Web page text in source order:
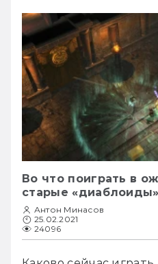
Во что поиграть в
старые «диаблоиды»
Антон Минасов
25.02.2021
24096